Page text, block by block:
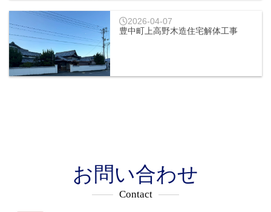
2026-04-07
豊中町上高野木造住宅解体工事
お問い合わせ
Contact